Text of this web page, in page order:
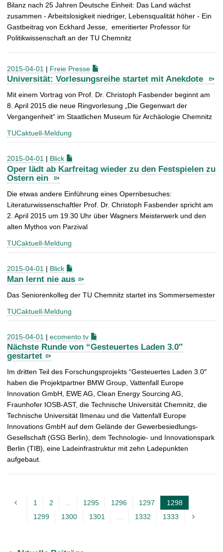
Bilanz nach 25 Jahren Deutsche Einheit: Das Land wächst
zusammen - Arbeitslosigkeit niedriger, Lebensqualität höher - Ein
Gastbeitrag von Eckhard Jesse, emeritierter Professor für
Politikwissenschaft an der TU Chemnitz
2015-04-01 | Freie Presse
Universität: Vorlesungsreihe startet mit Anekdote
Mit einem Vortrag von Prof. Dr. Christoph Fasbender beginnt am
8. April 2015 die neue Ringvorlesung „Die Gegenwart der
Vergangenheit“ im Staatlichen Museum für Archäologie Chemnitz
TUCaktuell-Meldung
2015-04-01 | Blick
Oper lädt ab Karfreitag wieder zu den Festspielen zu
Ostern ein
Die etwas andere Einführung eines Opernbesuches:
Literaturwissenschaftler Prof. Dr. Christoph Fasbender spricht am
2. April 2015 um 19.30 Uhr über Wagners Meisterwerk und den
alten Mythos von Parzival
TUCaktuell-Meldung
2015-04-01 | Blick
Man lernt nie aus
Das Seniorenkolleg der TU Chemnitz startet ins Sommersemester
TUCaktuell-Meldung
2015-04-01 | ecomento.tv
Nächste Runde von “Gesteuertes Laden 3.0″
gestartet
Im dritten Teil des Forschungsprojekts “Gesteuertes Laden 3.0″
haben die Projektpartner BMW Group, Vattenfall Europe
Innovation GmbH, EWE AG, Clean Energy Sourcing AG,
Fraunhofer IOSB-AST, die Technische Universität Chemnitz, die
Technische Universität Ilmenau und die Vattenfall Europe
Innovations GmbH auf dem Gelände der Gewerbesiedlungs-
Gesellschaft (GSG Berlin), dem Technologie- und Innovationspark
Berlin (TIB), eine Ladeinfrastruktur mit zehn Ladepunkten
aufgebaut.
1 2 ... 1295 1296 1297 1298A
1299 1300 1301 ... 1332 1333